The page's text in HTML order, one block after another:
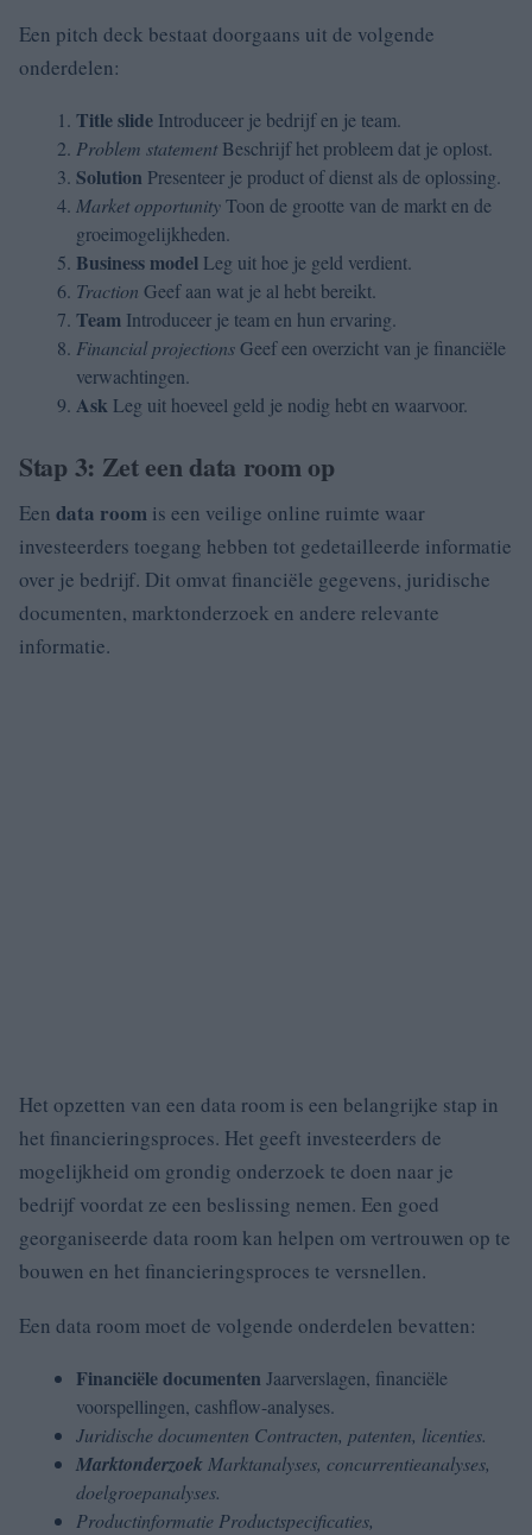
Een pitch deck bestaat doorgaans uit de volgende
onderdelen:
Title slide Introduceer je bedrijf en je team.
Problem statement Beschrijf het probleem dat je oplost.
Solution Presenteer je product of dienst als de oplossing.
Market opportunityToon de grootte van de markt en de
groeimogelijkheden.
Business model Leg uit hoe je geld verdient.
Traction Geef aan wat je al hebt bereikt.
Team Introduceer je team en hun ervaring.
Financial projectionsGeef een overzicht van je financiële
verwachtingen.
Ask Leg uit hoeveel geld je nodig hebt en waarvoor.
Stap 3: Zet een data room op
Een data room is een veilige online ruimte waar
investeerders toegang hebben tot gedetailleerde informatie
over je bedrijf. Dit omvat financiële gegevens, juridische
documenten, marktonderzoek en andere relevante
informatie.
Het opzetten van een data room is een belangrijke stap in
het financieringsproces. Het geeft investeerders de
mogelijkheid om grondig onderzoek te doen naar je
bedrijf voordat ze een beslissing nemen. Een goed
georganiseerde data room kan helpen om vertrouwen op te
bouwen en het financieringsproces te versnellen.
Een data room moet de volgende onderdelen bevatten:
Financiële documenten Jaarverslagen, financiële
voorspellingen, cashflow-analyses.
Juridische documenten Contracten, patenten, licenties.
Marktonderzoek Marktanalyses, concurrentieanalyses,
doelgroepanalyses.
Productinformatie Productspecificaties,